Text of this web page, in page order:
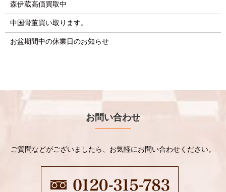
森伊蔵高価買取中
中国骨董買い取ります。
お盆期間中の休業日のお知らせ
お問い合わせ
ご質問などがございましたら、お気軽にお問い合わせください。